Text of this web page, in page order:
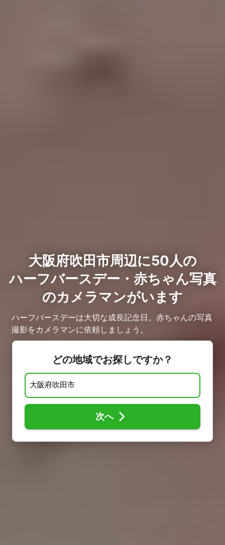
大阪府吹田市周辺に50人の
ハーフバースデー・赤ちゃん写真
のカメラマンがいます
ハーフバースデーは大切な成長記念日。赤ちゃんの写真
撮影をカメラマンに依頼しましょう。
どの地域でお探しですか？
次へ